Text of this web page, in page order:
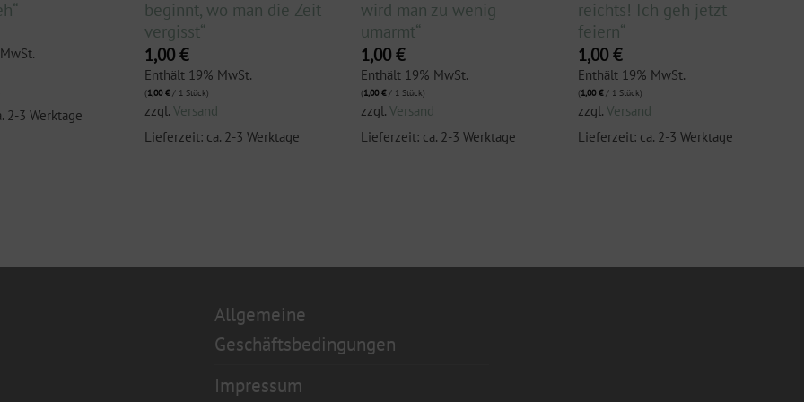
2-3 Werktage
beginnt, wo man die Zeit
vergisst“
1,00 €
Enthält 19% MwSt.
(1,00€/ 1 Stück)
zzgl. Versand
Lieferzeit: ca. 2-3 Werktage
wird man zu wenig
umarmt“
1,00€
Enthält 19% MwSt.
(1,00€/ 1 Stück)
zzgl.Versand
Lieferzeit: ca. 2-3 Werktage
reichts! Ich geh jetzt
feiern“
1,00€
Enthält 19% MwSt.
(1,00€/ 1 Stück)
zzgl.Versand
Lieferzeit: ca. 2-3 Werktage
Allgemeine
Geschäftsbedingungen
Impressum